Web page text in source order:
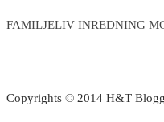
FAMILJELIV INREDNING
Copyrights © 2014 H&T